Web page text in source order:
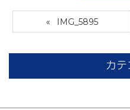
IMG_5895
カテ